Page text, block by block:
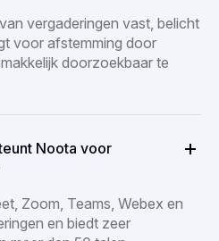
vergaderingen vast, belicht
voor afstemming door
doorzoekbaar te
Noota voor
Zoom, Teams, Webex en
en biedt zeer